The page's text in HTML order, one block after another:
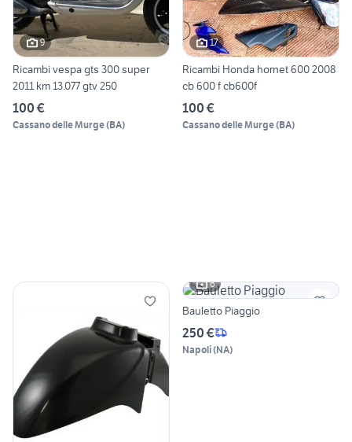
9
Ricambi vespa gts 300 super
2011 km 13.077 gtv 250
100 €
Cassano delle Murge(BA)
17
Ricambi Honda hornet 600 2008
cb 600 f cb600f
100 €
Cassano delle Murge(BA)
6
Bauletto Piaggio
250 €
Napoli(NA)